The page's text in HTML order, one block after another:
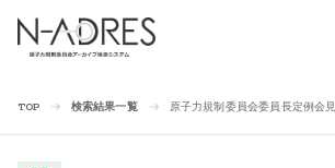
TOP 検索結果一覧 原子力規制委員会委員長定例会